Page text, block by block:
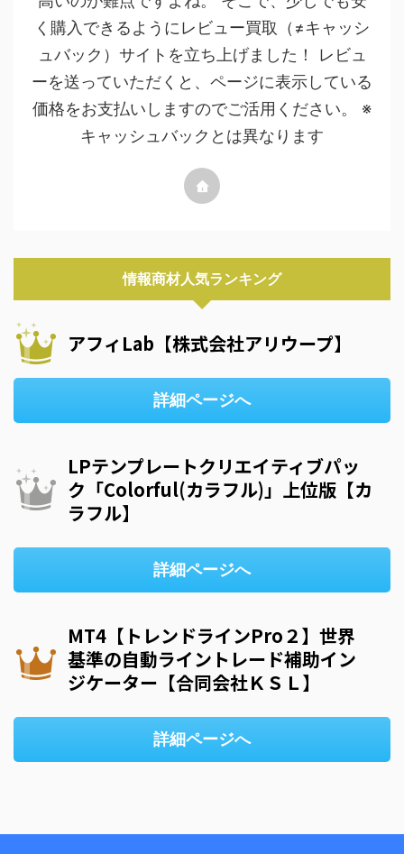
く購入できるようにレビュー買取（≠キャッシ
ュバック）サイトを立ち上げました！ レビュ
ーを送っていただくと、ページに表示している
価格をお支払いしますのでご活用ください。 ※
キャッシュバックとは異なります
情報商材人気ランキング
アフィLab【株式会社アリウープ】
詳細ページへ
LPテンプレートクリエイティブパッ
ク「Colorful(カラフル)」上位版【カ
ラフル】
詳細ページへ
MT4【トレンドラインPro２】世界
基準の自動ライントレード補助イン
ジケーター【合同会社ＫＳＬ】
詳細ページへ